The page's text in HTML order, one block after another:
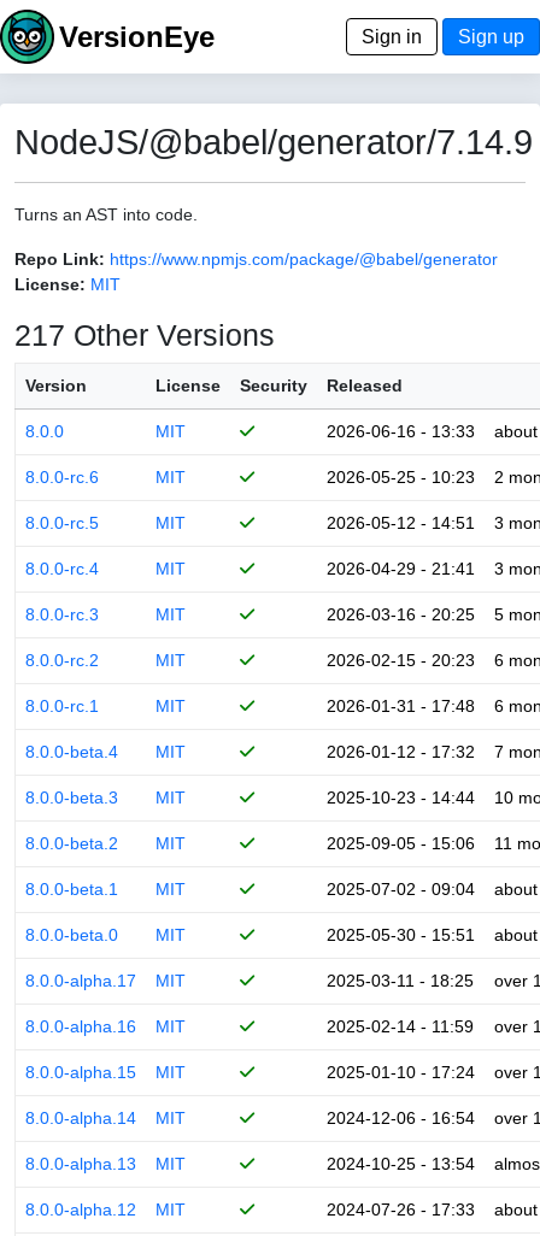
VersionEye Sign in Sign up
NodeJS/@babel/generator/7.14.9
Turns an AST into code.
Repo Link: https://www.npmjs.com/package/@babel/generator
License: MIT
217 Other Versions
Version License Security Released
8.0.0 MIT 2026-06-16 - 13:33
8.0.0-rc.6 MIT 2026-05-25 - 10:23 2
8.0.0-rc.5 MIT 2026-05-12 - 14:51 3
8.0.0-rc.4 MIT 2026-04-29 - 21:41 3
8.0.0-rc.3 MIT 2026-03-16 - 20:25 5
8.0.0-rc.2 MIT 2026-02-15 - 20:23 6
8.0.0-rc.1 MIT 2026-01-31 - 17:48 6
8.0.0-beta.4 MIT 2026-01-12 - 17:32 7
8.0.0-beta.3 MIT 2025-10-23 - 14:44 10
8.0.0-beta.2 MIT 2025-09-05 - 15:06 11
8.0.0-beta.1 MIT 2025-07-02 - 09:04
8.0.0-beta.0 MIT 2025-05-30 - 15:51
8.0.0-alpha.17 MIT 2025-03-11 - 18:25 over
8.0.0-alpha.16 MIT 2025-02-14 - 11:59 over
8.0.0-alpha.15 MIT 2025-01-10 - 17:24 over
8.0.0-alpha.14 MIT 2024-12-06 - 16:54 over
8.0.0-alpha.13 MIT 2024-10-25 - 13:54
8.0.0-alpha.12 MIT 2024-07-26 - 17:33